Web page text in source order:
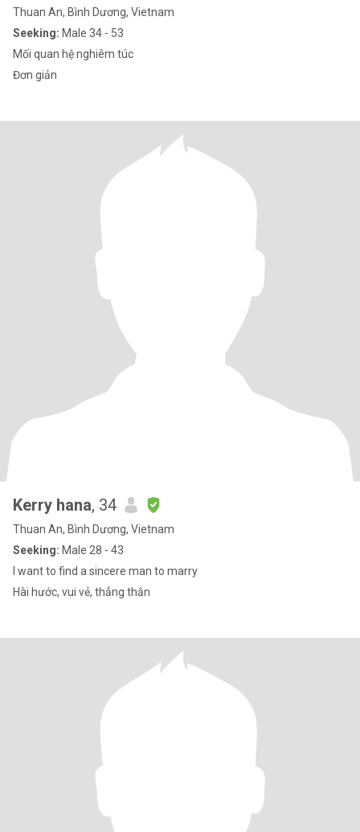
Thuan An, Bình Dương, Vietnam
Seeking: Male 34 - 53
Mối quan hệ nghiêm túc
Đơn giản
Kerry hana, 34
Thuan An, Bình Dương, Vietnam
Seeking: Male 28 - 43
I want to find a sincere man to marry
Hài hước, vui vẻ, thẳng thắn